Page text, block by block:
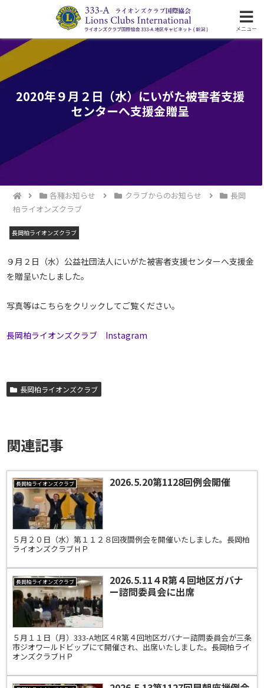
ライオンズクラブ国際協会333-A地区の活動
2020年９月２日（水）にいがた被害者支援
センターへ支援金贈呈
各種お知らせ クラブからのお知らせ
長岡
柏ライオンズクラブ
長岡柏ライオンズクラブ
９月２日（水）公益社団法人にいがた被害者支援センターへ支援金
を贈呈いたしました。
写真等はこちらをクリックしてご覧ください。
長岡柏ライオンズクラブ Instagram
長岡柏ライオンズクラブ
関連記事
長岡柏ライオンズクラブ 2026.5.20第1128回例会開催
５月２０日（水）第１１２８回夜間例会を開催いたしました。長岡柏
ライオンズクラブＨＰ
長岡柏ライオンズクラブ
2026.5.11４R第４回地区ガバナ
ー諮問委員会に出席
５月１１日（月）333-A地区４R第４回地区ガバナー諮問委員会が三条
市ジオワールドビップにて開催され、出席いたしました。長岡柏ライ
オンズクラブＨＰ
メニュー